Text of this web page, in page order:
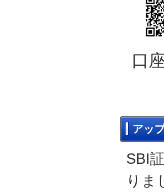
口
アッ
SBI
りま